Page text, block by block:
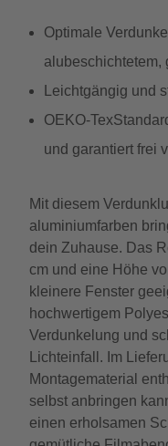
Optimale
alubeschichtetem,
Leichtgängig und
OEKO-
und garantiert frei
Mit diesem
aluminiumfarben
dein Zuhause. Das
cm und eine Höhe
kleinere Fenster
hochwertigem
Verdunkelung und
Lichteinfall. Im
Montagematerial
selbst anbringen
einen erholsamen